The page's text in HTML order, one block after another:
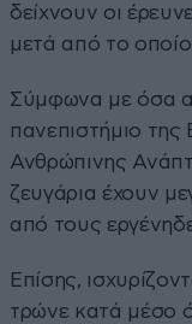
δείχνουν οι
μετά από το
Σύμφωνα με όσα
πανεπιστήμιο της
Ανθρώπινης
ζευγάρια έχουν
από τους
Επίσης,
τρώνε κατά μέσο